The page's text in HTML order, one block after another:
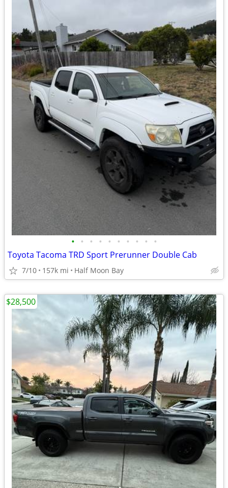
• • • • • • • • • •
Toyota Tacoma TRD Sport Prerunner Double Cab
7/10 157k mi Half Moon Bay
$28,500